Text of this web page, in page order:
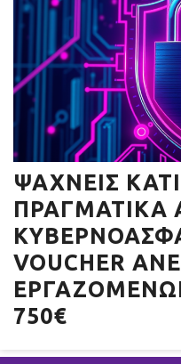
ΨΆΧΝΕΙΣ
ΠΡΑΓΜΑΤΙΚΆ
VOUCHER
750€